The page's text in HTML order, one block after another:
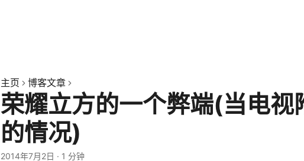
主页 博客文章
荣耀立方的一个弊端(当电视
的情况)
2014年7月2日 · 1 分钟